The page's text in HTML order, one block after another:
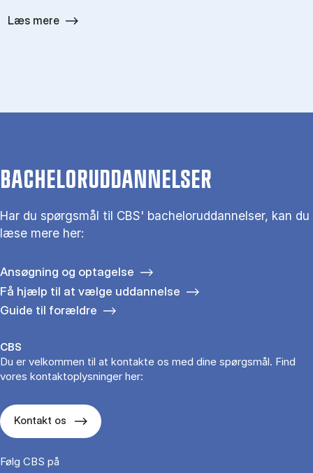
Læs mere
BACHELORUDDANNELSER
Har du spørgsmål til CBS' bacheloruddannelser, kan du
læse mere her:
Ansøgning og optagelse
Få hjælp til at vælge uddannelse
Guide til forældre
CBS
Du er velkommen til at kontakte os med dine spørgsmål. Find
vores kontaktoplysninger her:
Kontakt os
Følg CBS på